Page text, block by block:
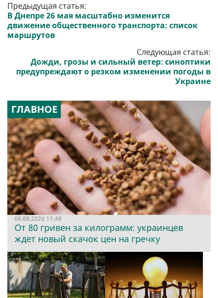
Предыдущая статья:
В Днепре 26 мая масштабно изменится
движение общественного транспорта: список
маршрутов
Следующая статья:
Дожди, грозы и сильный ветер: синоптики
предупреждают о резком изменении погоды в
Украине
ГЛАВНОЕ
06.08.2026 11:48
От 80 гривен за килограмм: украинцев
ждет новый скачок цен на гречку